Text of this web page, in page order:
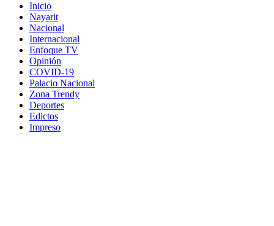
Inicio
Nayarit
Nacional
Internacional
Enfoque TV
Opinión
COVID-19
Palacio Nacional
Zona Trendy
Deportes
Edictos
Impreso